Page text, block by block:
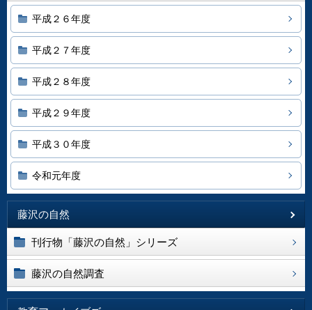
平成２６年度
平成２７年度
平成２８年度
平成２９年度
平成３０年度
令和元年度
藤沢の自然
刊行物「藤沢の自然」シリーズ
藤沢の自然調査